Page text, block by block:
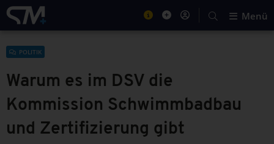
Menü
POLITIK
Warum es im DSV die
Kommission Schwimmbadbau
und Zertifizierung gibt